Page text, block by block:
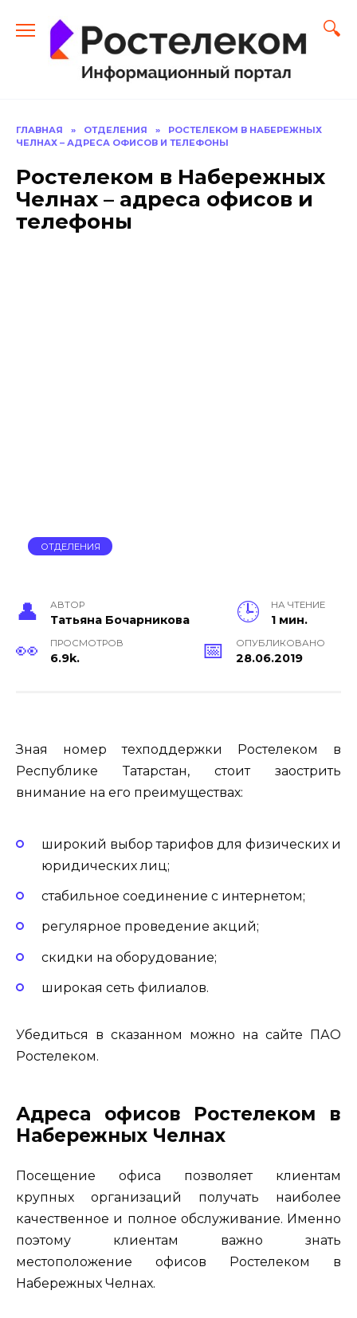
содержанию
ГЛАВНАЯ » ОТДЕЛЕНИЯ »
РОСТЕЛЕКОМ В НАБЕРЕЖНЫХ
ЧЕЛНАХ – АДРЕСА ОФИСОВ И ТЕЛЕФОНЫ
Ростелеком в Набережных
Челнах – адреса офисов и
телефоны
ОТДЕЛЕНИЯ
АВТОР
Тать­яна Бо­чар­ни­кова
НА ЧТЕНИЕ
1 мин.
ПРОСМОТРОВ
6.9k.
ОПУБЛИКОВАНО
28.06.2019
Зная номер техподдержки Ростелеком в
Республике Татарстан, стоит заострить
внимание на его преимуществах:
широкий выбор тарифов для физических и
юридических лиц;
стабильное соединение с интернетом;
регулярное проведение акций;
скидки на оборудование;
широкая сеть филиалов.
Убедиться в сказанном можно на сайте ПАО
Ростелеком.
Адреса офисов Ростелеком в
Набережных Челнах
Посещение офиса позволяет клиентам
крупных организаций получать наиболее
качественное и полное обслуживание. Именно
поэтому клиентам важно знать
местоположение офисов Ростелеком в
Набережных Челнах.